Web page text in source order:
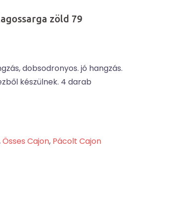
zöld 79
dobsodronyos. jó hangzás.
készülnek. 4 darab
Össes Cajon, Pácolt Cajon